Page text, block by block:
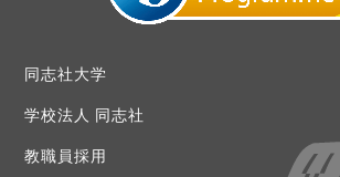
同志社大学
学校法人 同志社
教職員採用